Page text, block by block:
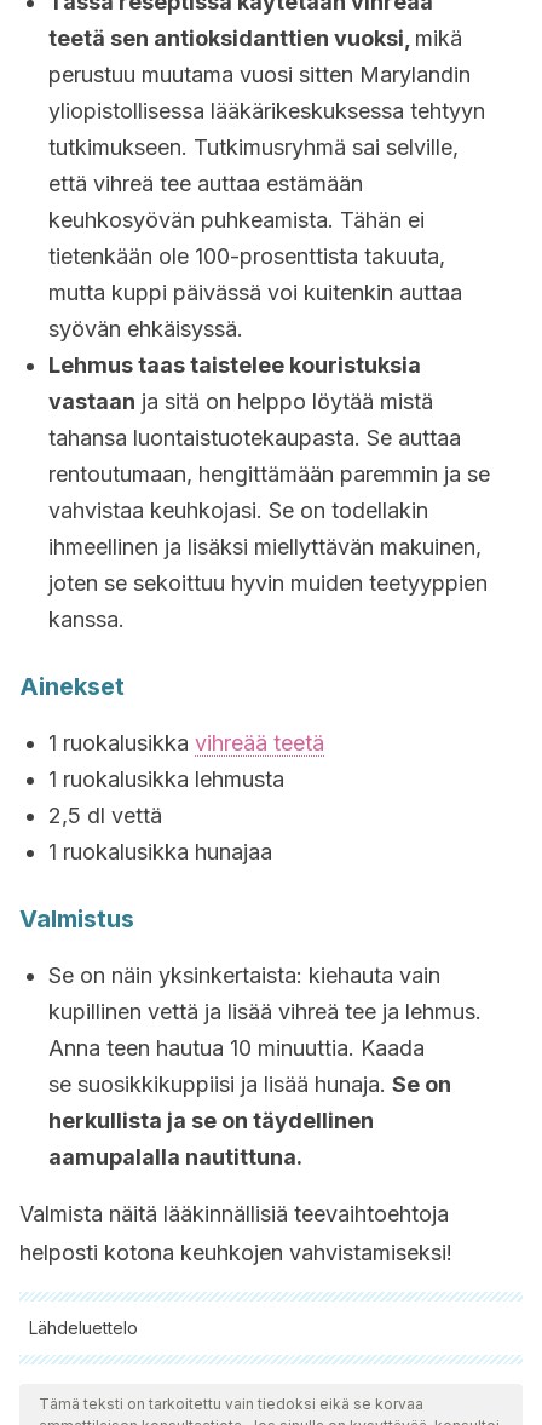
teetä sen antioksidanttien vuoksi, mikä
perustuu muutama vuosi sitten Marylandin
yliopistollisessa lääkärikeskuksessa tehtyyn
tutkimukseen. Tutkimusryhmä sai selville,
että vihreä tee auttaa estämään
keuhkosyövän puhkeamista. Tähän ei
tietenkään ole 100-prosenttista takuuta,
mutta kuppi päivässä voi kuitenkin auttaa
syövän ehkäisyssä.
Lehmus taas taistelee kouristuksia
vastaan ja sitä on helppo löytää mistä
tahansa luontaistuotekaupasta. Se auttaa
rentoutumaan, hengittämään paremmin ja se
vahvistaa keuhkojasi. Se on todellakin
ihmeellinen ja lisäksi miellyttävän makuinen,
joten se sekoittuu hyvin muiden teetyyppien
kanssa.
Ainekset
1 ruokalusikka vihreää teetä
1 ruokalusikka lehmusta
2,5 dl vettä
1 ruokalusikka hunajaa
Valmistus
Se on näin yksinkertaista: kiehauta vain
kupillinen vettä ja lisää vihreä tee ja lehmus.
Anna teen hautua 10 minuuttia. Kaada
se suosikkikuppiisi ja lisää hunaja. Se on
herkullista ja se on täydellinen
aamupalalla nautittuna.
Valmista näitä lääkinnällisiä teevaihtoehtoja
helposti kotona keuhkojen vahvistamiseksi!
Lähdeluettelo
Kaikki lainatut lähteet tarkistettiin perusteellisesti tiimimme
toimesta varmistaaksemme niiden laadun, luotettavuuden,
Tämä teksti on tarkoitettu vain tiedoksi eikä se korvaa